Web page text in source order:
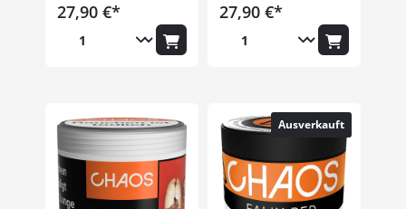
27,90 €* 27,90 €*
Ausverkauft